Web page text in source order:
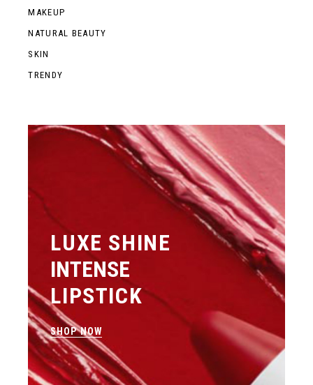
MAKEUP
NATURAL BEAUTY
SKIN
TRENDY
LUXE SHINE
INTENSE
LIPSTICK
SHOP NOW